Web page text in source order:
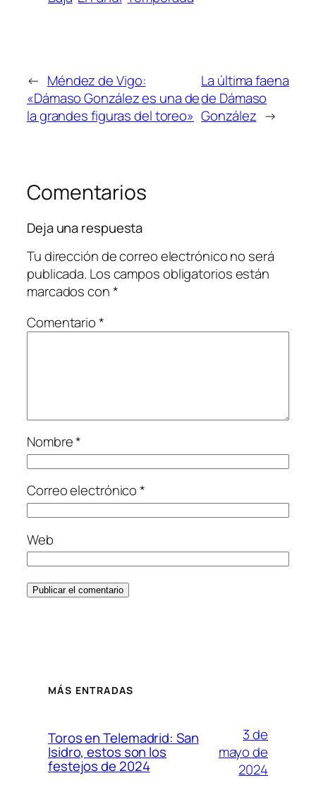
← Méndez de Vigo:
«Dámaso González es una de
la grandes figuras del toreo»
La última faena
de Dámaso
González →
Comentarios
Deja una respuesta
Tu dirección de correo electrónico no será
publicada. Los campos obligatorios están
marcados con*
Comentario*
Nombre*
Correo electrónico*
Web
MÁS ENTRADAS
Toros en Telemadrid: San
Isidro, estos son los
festejos de 2024
3 de
mayo de
2024